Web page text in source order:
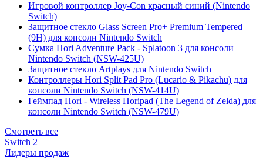
Игровой контроллер Joy-Con красный синий (Nintendo
Switch)
Защитное стекло Glass Screen Pro+ Premium Tempered
(9H) для консоли Nintendo Switch
Сумка Hori Adventure Pack - Splatoon 3 для консоли
Nintendo Switch (NSW-425U)
Защитное стекло Artplays для Nintendo Switch
Контроллеры Hori Split Pad Pro (Lucario & Pikachu) для
консоли Nintendo Switch (NSW-414U)
Геймпад Hori - Wireless Horipad (The Legend of Zelda) для
консоли Nintendo Switch (NSW-479U)
Смотреть все
Switch 2
Лидеры продаж